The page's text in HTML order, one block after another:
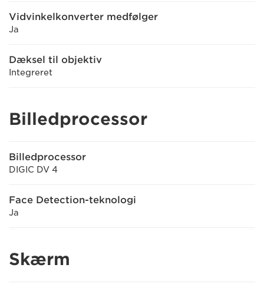
Vidvinkelkonverter medfølger
Ja
Dæksel til objektiv
Integreret
Billedprocessor
Billedprocessor
DIGIC DV 4
Face Detection-teknologi
Ja
Skærm